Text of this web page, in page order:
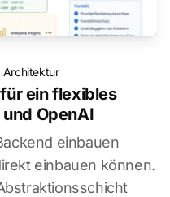
Architektur
ein flexibles
OpenAI
einbauen
einbauen können.